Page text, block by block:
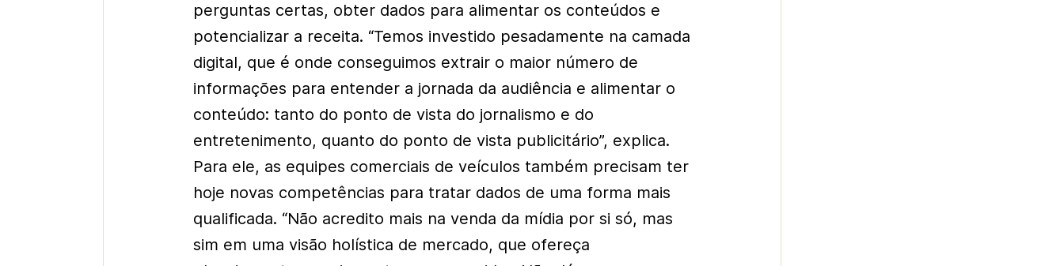
perguntas certas, obter dados para alimentar os conteúdos e
potencializar a receita. “Temos investido pesadamente na camada
digital, que é onde conseguimos extrair o maior número de
informações para entender a jornada da audiência e alimentar o
conteúdo: tanto do ponto de vista do jornalismo e do
entretenimento, quanto do ponto de vista publicitário”, explica.
Para ele, as equipes comerciais de veículos também precisam ter
hoje novas competências para tratar dados de uma forma mais
qualificada. “Não acredito mais na venda da mídia por si só, mas
sim em uma visão holística de mercado, que ofereça